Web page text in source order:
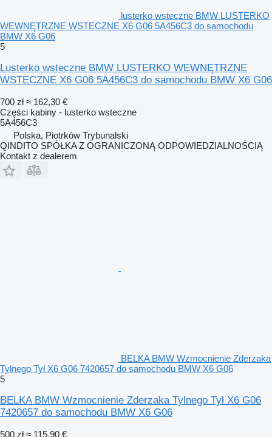
lusterko wsteczne BMW LUSTERKO
WEWNĘTRZNE WSTECZNE X6 G06 5A456C3 do samochodu
BMW X6 G06
5
Lusterko wsteczne BMW LUSTERKO WEWNĘTRZNE
WSTECZNE X6 G06 5A456C3 do samochodu BMW X6 G06
700 zł ≈ 162,30 €
Części kabiny - lusterko wsteczne
5A456C3
Polska, Piotrków Trybunalski
QINDITO SPÓŁKA Z OGRANICZONĄ ODPOWIEDZIALNOŚCIĄ
Kontakt z dealerem
BELKA BMW Wzmocnienie Zderzaka
Tylnego Tył X6 G06 7420657 do samochodu BMW X6 G06
5
BELKA BMW Wzmocnienie Zderzaka Tylnego Tył X6 G06
7420657 do samochodu BMW X6 G06
500 zł ≈ 115,90 €